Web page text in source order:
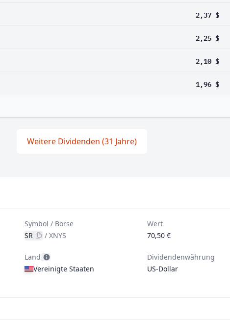
2,37 $
2,25 $
2,10 $
1,96 $
Weitere Dividenden (31 Jahre)
Symbol / Börse
SR
/XNYS
Wert
70,50 €
Land
Vereinigte Staaten
Dividendenwährung
US-Dollar